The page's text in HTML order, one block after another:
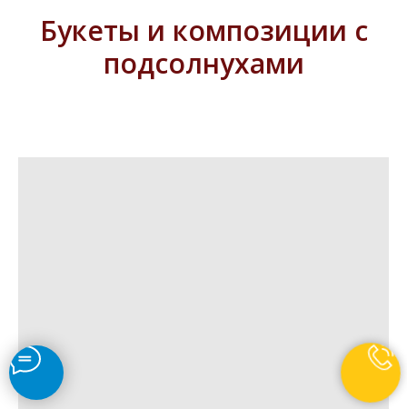
Букеты и композиции с
подсолнухами